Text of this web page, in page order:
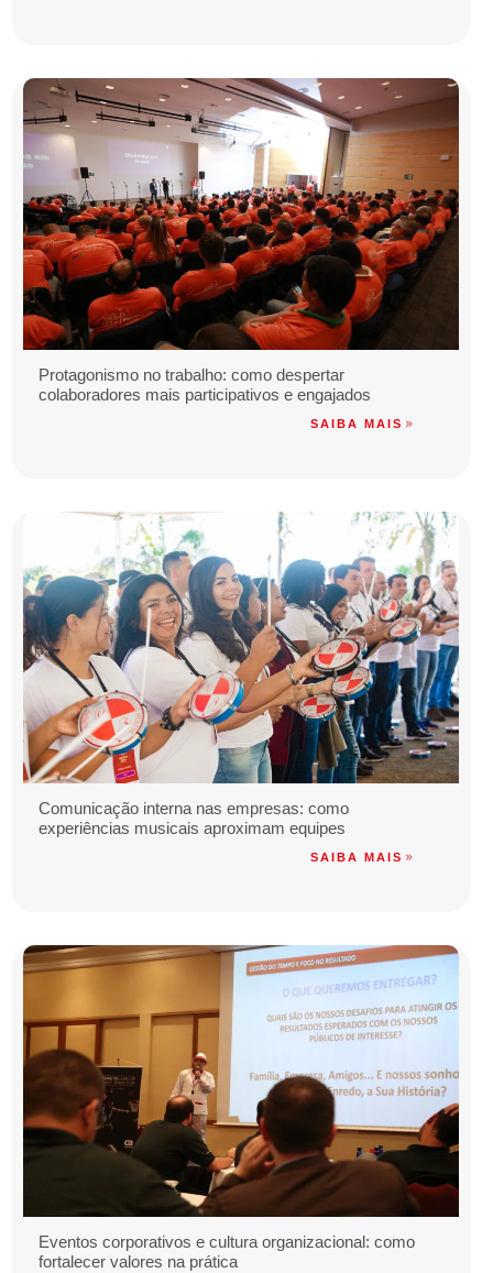
Protagonismo no trabalho: como despertar
colaboradores mais participativos e engajados
SAIBA MAIS
Comunicação interna nas empresas: como
experiências musicais aproximam equipes
SAIBA MAIS
Eventos corporativos e cultura organizacional: como
fortalecer valores na prática